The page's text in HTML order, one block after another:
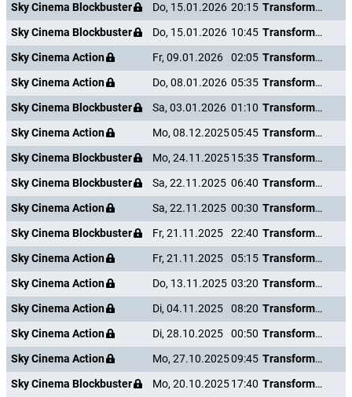
Sky Cinema Blockbuster
Do, 15.01.2026 20:15
Transformers: The Last Knight
Sky Cinema Blockbuster
Do, 15.01.2026 10:45
Transformers: The Last Knight
Sky Cinema Action
Fr, 09.01.2026 02:05
Transformers: The Last Knight
Sky Cinema Action
Do, 08.01.2026 05:35
Transformers: The Last Knight
Sky Cinema Blockbuster
Sa, 03.01.2026 01:10
Transformers: The Last Knight
Sky Cinema Action
Mo, 08.12.202505:45
Transformers: The Last Knight
Sky Cinema Blockbuster
Mo, 24.11.202515:35
Transformers: The Last Knight
Sky Cinema Blockbuster
Sa, 22.11.2025 06:40
Transformers: The Last Knight
Sky Cinema Action
Sa, 22.11.2025 00:30
Transformers: The Last Knight
Sky Cinema Blockbuster
Fr, 21.11.2025 22:40
Transformers: The Last Knight
Sky Cinema Action
Fr, 21.11.2025 05:15
Transformers: The Last Knight
Sky Cinema Action
Do, 13.11.2025 03:20
Transformers: The Last Knight
Sky Cinema Action
Di, 04.11.2025 08:20
Transformers: The Last Knight
Sky Cinema Action
Di, 28.10.2025 00:50
Transformers: The Last Knight
Sky Cinema Action
Mo, 27.10.202509:45
Transformers: The Last Knight
Sky Cinema Blockbuster
Mo, 20.10.202517:40
Transformers: The Last Knight